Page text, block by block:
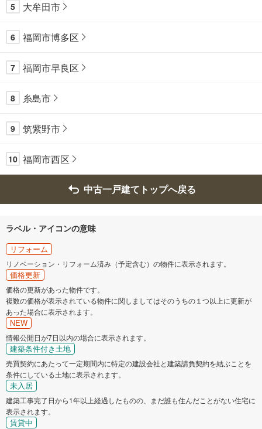
5 大牟田市
6 福岡市博多区
7 福岡市早良区
8 糸島市
9 筑紫野市
10 福岡市西区
中古一戸建てトップへ戻る
ラベル・アイコンの意味
リフォーム
リノベーション・リフォーム済み（予定含む）の物件に表示されます。
価格更新
価格の更新があった物件です。
複数の価格が表示されている物件に関しましてはそのうちの１つ以上に更新が
あった場合に表示されます。
NEW
情報公開日が7日以内の場合に表示されます。
建築条件付き土地
売買契約にあたって一定期間内に特定の建設会社と建築請負契約を結ぶことを
条件にしている土地に表示されます。
未入居
建築工事完了日から1年以上経過したものの、まだ誰も住んだことがない住宅に
表示されます。
賃貸中